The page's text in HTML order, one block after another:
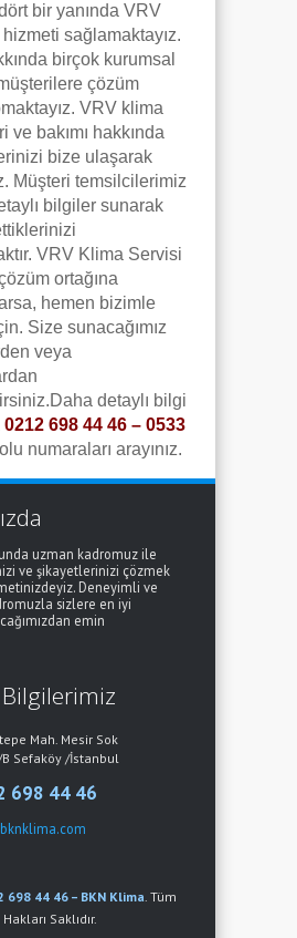
bir yanında VRV
sağlamaktayız.
birçok kurumsal
çözüm
VRV klima
ve bakımı hakkında
bize ulaşarak
Müşteri temsilcilerimiz
bilgiler sunarak
VRV Klima Servisi
ortağına
hemen bizimle
Size sunacağımız
veya
detaylı bilgi
0212 698 44 46 – 0533
numaraları arayınız.
uzman kadromuz ile
ve şikayetlerinizi çözmek
Deneyimli ve
sizlere en iyi
emin
Mah. Mesir Sok
B Sefaköy /İstanbul
698 44 46
698 44 46 – BKN Klima. Tüm
Hakları Saklıdır.